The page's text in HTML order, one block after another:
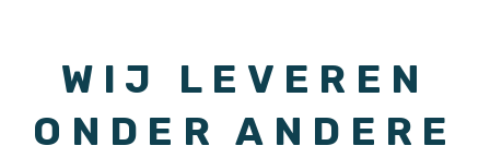
WIJ LEVEREN
ONDER ANDERE